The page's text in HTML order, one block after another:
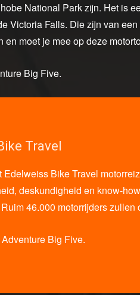
National Park zijn. Het is
Victoria Falls. Die zijn van
moet je mee op deze
Big Five.
Travel
Bike Travel
deskundigheid en know-
Ruim 46.000 motorrijders zullen
Big Five.